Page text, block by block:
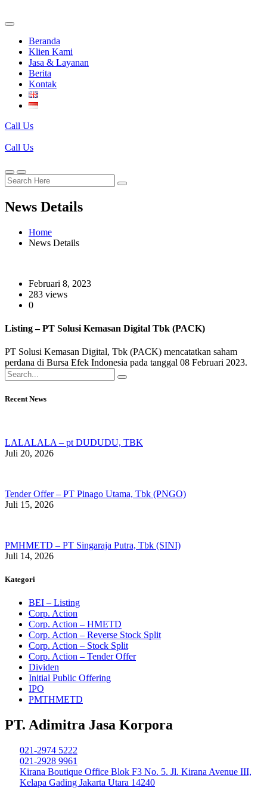
Beranda
Klien Kami
Jasa & Layanan
Berita
Kontak
Call Us
Call Us
News Details
Home
News Details
Februari 8, 2023
283 views
0
Listing – PT Solusi Kemasan Digital Tbk (PACK)
PT Solusi Kemasan Digital, Tbk (PACK) mencatatkan saham
perdana di Bursa Efek Indonesia pada tanggal 08 Februari 2023.
Recent News
LALALALA – pt DUDUDU, TBK
Juli 20, 2026
Tender Offer – PT Pinago Utama, Tbk (PNGO)
Juli 15, 2026
PMHMETD – PT Singaraja Putra, Tbk (SINI)
Juli 14, 2026
Kategori
BEI – Listing
Corp. Action
Corp. Action – HMETD
Corp. Action – Reverse Stock Split
Corp. Action – Stock Split
Corp. Action – Tender Offer
Dividen
Initial Public Offering
IPO
PMTHMETD
PT. Adimitra Jasa Korpora
021-2974 5222
021-2928 9961
Kirana Boutique Office Blok F3 No. 5. Jl. Kirana Avenue III,
Kelapa Gading Jakarta Utara 14240